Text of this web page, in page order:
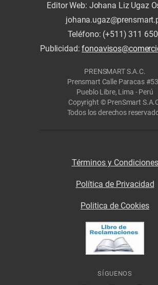
Editor Web: Johana Liz Ugaz
Teléfono: (+511) 311
Publicidad:
PRENSMART S.A.C.
Prensmart Calle Paracas
Pueblo Libre, Lima - Perú
Copyright © PrenSmart
Todos los derechos
Términos y Condiciones
Política de Privacidad
Politica de Cookies
SÍGUENOS